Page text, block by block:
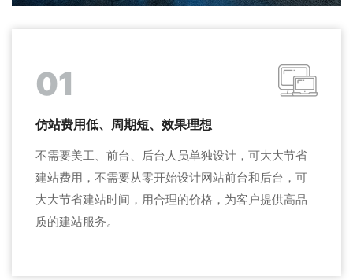
01
仿站费用低、周期短、效果理想
不需要美工、前台、后台人员单独设计，可大大节省
建站费用，不需要从零开始设计网站前台和后台，可
大大节省建站时间，用合理的价格，为客户提供高品
质的建站服务。